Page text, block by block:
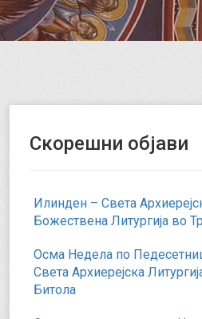
Скорешни објави
Илинден – Света
Божествена Литургија во
Осма Недела по
Света Архиерејска
Битола